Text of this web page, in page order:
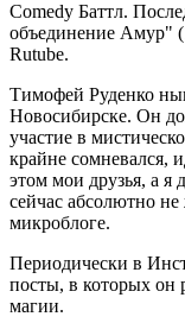
Comedy Баттл.
объединение Амур"
Rutube.
Тимофей Руденко
Новосибирске. Он
участие в
крайне сомневался,
этом мои друзья, а я
сейчас абсолютно
микроблоге.
Периодически в
посты, в которых он
магии.